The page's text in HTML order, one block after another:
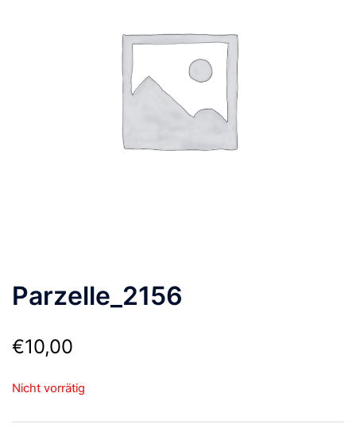
Parzelle_2156
€10,00
Nicht vorrätig